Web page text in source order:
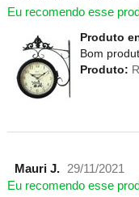
Eu recomendo esse
Produto
Bom
Produto:
Mauri J. 29/11/2021
Eu recomendo esse